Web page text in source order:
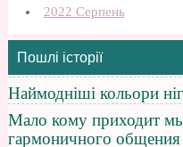
2022 Серпень
Пошлі історії